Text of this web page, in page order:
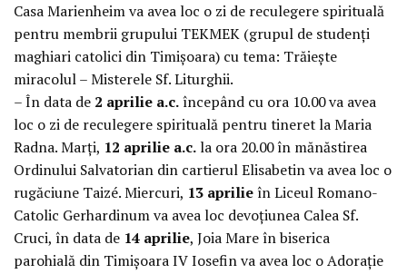
Casa Marienheim va avea loc o zi de reculegere spirituală
pentru membrii grupului TEKMEK (grupul de studenți
maghiari catolici din Timișoara) cu tema: Trăiește
miracolul – Misterele Sf. Liturghii.
– În data de 2 aprilie a.c. începând cu ora 10.00 va avea
loc o zi de reculegere spirituală pentru tineret la Maria
Radna. Marți, 12 aprilie a.c. la ora 20.00 în mănăstirea
Ordinului Salvatorian din cartierul Elisabetin va avea loc o
rugăciune Taizé. Miercuri, 13 aprilie în Liceul Romano-
Catolic Gerhardinum va avea loc devoțiunea Calea Sf.
Cruci, în data de 14 aprilie, Joia Mare în biserica
parohială din Timișoara IV Iosefin va avea loc o Adorație